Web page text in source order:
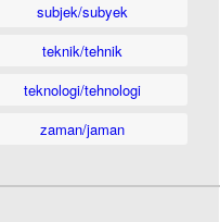
subjek/subyek
teknik/tehnik
teknologi/tehnologi
zaman/jaman